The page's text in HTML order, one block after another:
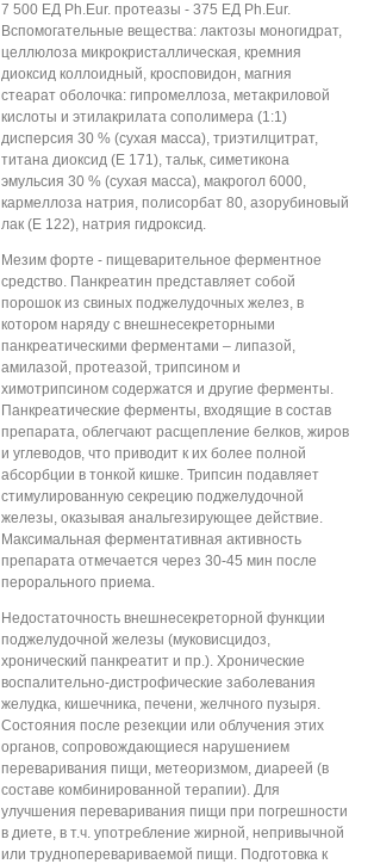
7 500 ЕД Ph.Eur. протеазы - 375 ЕД Ph.Eur.
Вспомогательные вещества: лактозы моногидрат,
целлюлоза микрокристаллическая, кремния
диоксид коллоидный, кросповидон, магния
стеарат оболочка: гипромеллоза, метакриловой
кислоты и этилакрилата сополимера (1:1)
дисперсия 30 % (сухая масса), триэтилцитрат,
титана диоксид (Е 171), тальк, симетикона
эмульсия 30 % (сухая масса), макрогол 6000,
кармеллоза натрия, полисорбат 80, азорубиновый
лак (Е 122), натрия гидроксид.
Мезим форте - пищеварительное ферментное
средство. Панкреатин представляет собой
порошок из свиных поджелудочных желез, в
котором наряду с внешнесекреторными
панкреатическими ферментами – липазой,
амилазой, протеазой, трипсином и
химотрипсином содержатся и другие ферменты.
Панкреатические ферменты, входящие в состав
препарата, облегчают расщепление белков, жиров
и углеводов, что приводит к их более полной
абсорбции в тонкой кишке. Трипсин подавляет
стимулированную секрецию поджелудочной
железы, оказывая анальгезирующее действие.
Максимальная ферментативная активность
препарата отмечается через 30-45 мин после
перорального приема.
Недостаточность внешнесекреторной функции
поджелудочной железы (муковисцидоз,
хронический панкреатит и пр.). Хронические
воспалительно-дистрофические заболевания
желудка, кишечника, печени, желчного пузыря.
Состояния после резекции или облучения этих
органов, сопровождающиеся нарушением
переваривания пищи, метеоризмом, диареей (в
составе комбинированной терапии). Для
улучшения переваривания пищи при погрешности
в диете, в т.ч. употребление жирной, непривычной
или трудноперевариваемой пищи. Подготовка к